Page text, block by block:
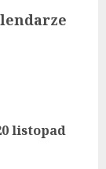
listopad